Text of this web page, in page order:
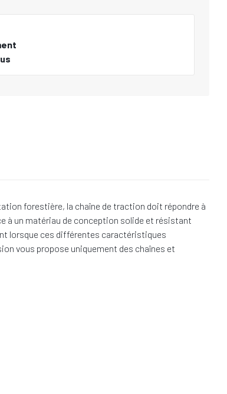
forestière, la chaîne de traction doit répondre à
à un matériau de conception solide et résistant
lorsque ces différentes caractéristiques
vous propose uniquement des chaînes et